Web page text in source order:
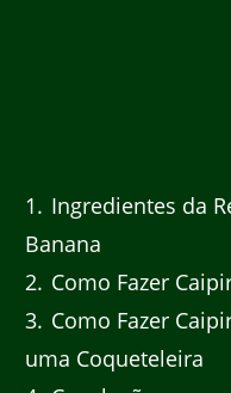
1
Ingredientes da
Banana
2 Como Fazer
3 Como Fazer
uma Coqueteleira